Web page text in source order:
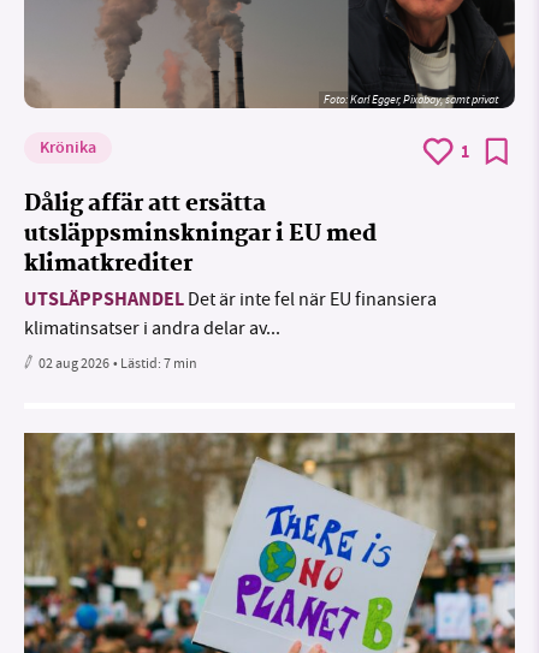
Foto:Karl Egger, Pixabay, samt privat
Krönika 1
Dålig affär att ersätta
utsläppsminskningar i EU med
klimatkrediter
UTSLÄPPSHANDEL Det är inte fel när EU finansiera
klimatinsatser i andra delar av...
02 aug 2026• Lästid:7 min